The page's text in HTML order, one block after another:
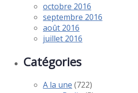
octobre 2016
septembre 2016
août 2016
juillet 2016
Catégories
A la une (722)